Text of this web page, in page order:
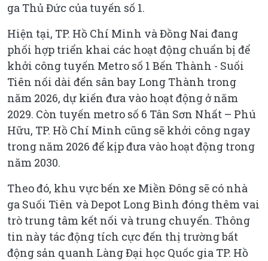
ga Thủ Đức của tuyến số 1.
Hiện tại, TP. Hồ Chí Minh và Đồng Nai đang
phối hợp triển khai các hoạt động chuẩn bị để
khởi công tuyến Metro số 1 Bến Thành - Suối
Tiên nối dài đến sân bay Long Thành trong
năm 2026, dự kiến đưa vào hoạt động ở năm
2029. Còn tuyến metro số 6 Tân Sơn Nhất – Phú
Hữu, TP. Hồ Chí Minh cũng sẽ khởi công ngay
trong năm 2026 để kịp đưa vào hoạt động trong
năm 2030.
Theo đó, khu vực bến xe Miền Đông sẽ có nhà
ga Suối Tiên và Depot Long Bình đóng thêm vai
trò trung tâm kết nối và trung chuyển. Thông
tin này tác động tích cực đến thị trường bất
động sản quanh Làng Đại học Quốc gia TP. Hồ